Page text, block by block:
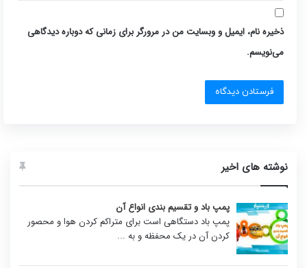
ذخیره نام، ایمیل و وبسایت من در مرورگر برای زمانی که دوباره دیدگاهی
می‌نویسم.
نوشته های اخیر
پمپ باد و تقسیم بندی انواع آن
پمپ باد دستگاهی است برای متراکم کردن هوا و محصور
کردن آن در یک محفظه و به ...